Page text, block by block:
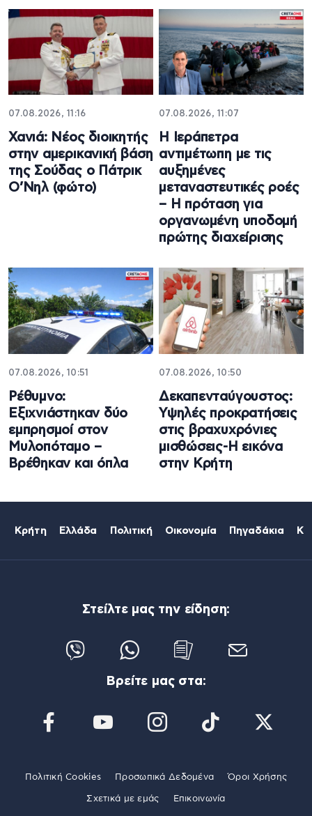
07.08.2026, 11:16
Χανιά: Νέος διοικητής
στην αμερικανική βάση
της Σούδας ο Πάτρικ
Ο’Νηλ (φώτο)
07.08.2026, 11:07
Η Ιεράπετρα
αντιμέτωπη με τις
αυξημένες
μεταναστευτικές ροές
– Η πρόταση για
οργανωμένη υποδομή
πρώτης διαχείρισης
07.08.2026, 10:51
Ρέθυμνο:
Εξιχνιάστηκαν δύο
εμπρησμοί στον
Μυλοπόταμο –
Βρέθηκαν και όπλα
07.08.2026, 10:50
Δεκαπενταύγουστος:
Υψηλές προκρατήσεις
στις βραχυχρόνιες
μισθώσεις-Η εικόνα
στην Κρήτη
Κρήτη Ελλάδα Πολιτική Οικονομία Πηγαδάκια
Στείλτε μας την είδηση:
Βρείτε μας στα:
Πολιτική Cookies Προσωπικά Δεδομένα Όροι Χρήσης
Σχετικά με εμάς Επικοινωνία